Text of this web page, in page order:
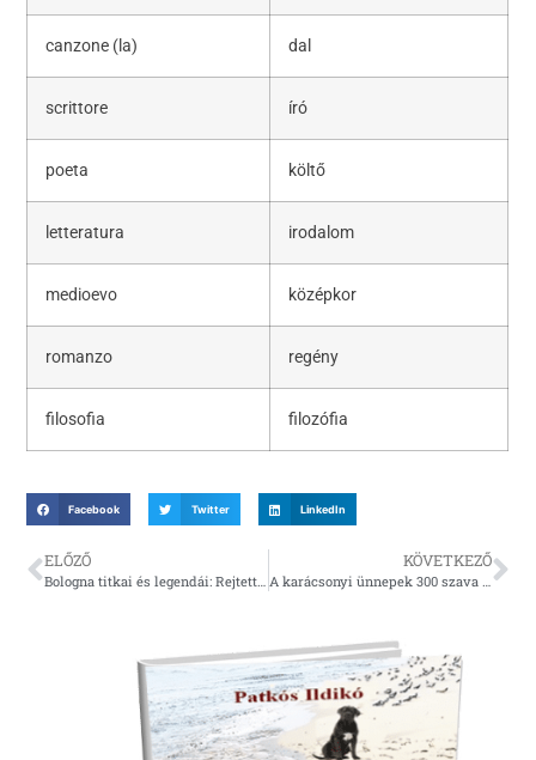
canzone (la) dal
scrittore író
poeta költő
letteratura irodalom
medioevo középkor
romanzo regény
filosofia filozófia
Facebook Twitter LinkedIn
ELŐZŐ
Bologna titkai és legendái: Rejtett látnivalók Itáliában 1.
KÖVETKEZŐ
A karácsonyi ünnepek 300 szava és kifejezése